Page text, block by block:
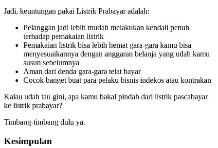
Jadi, keuntungan pakai Listrik Prabayar adalah:
Pelanggan jadi lebih mudah melakukan kendali penuh
terhadap pemakaian listrik
Pemakaian listrik bisa lebih hemat gara-gara kamu bisa
menyesuaikannya dengan anggaran belanja yang udah kamu
susun sebelumnya
Aman dari denda gara-gara telat bayar
Cocok banget buat para pelaku bisnis indekos atau kontrakan
Kalau udah tau gini, apa kamu bakal pindah dari listrik pascabayar
ke listrik prabayar?
Timbang-timbang dulu ya.
Kesimpulan